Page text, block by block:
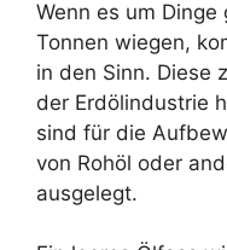
Wenn es um
Tonnen wiegen,
in den Sinn. Diese
der Erdölindustrie
sind für die
von Rohöl oder
ausgelegt.